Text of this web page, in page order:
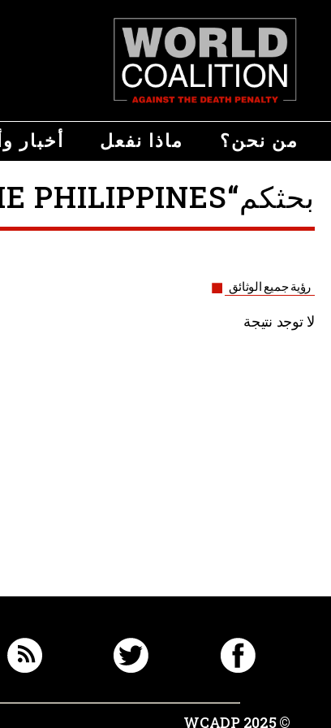
من نحن؟ ماذا نفعل أخبار
بحثكم“KEEP THE DEATH PENALTY ABOLISHED IN THE PHILIPPINES ”
رؤية جميع الوثائق
لا توجد نتيجة
© 2025 WCADP